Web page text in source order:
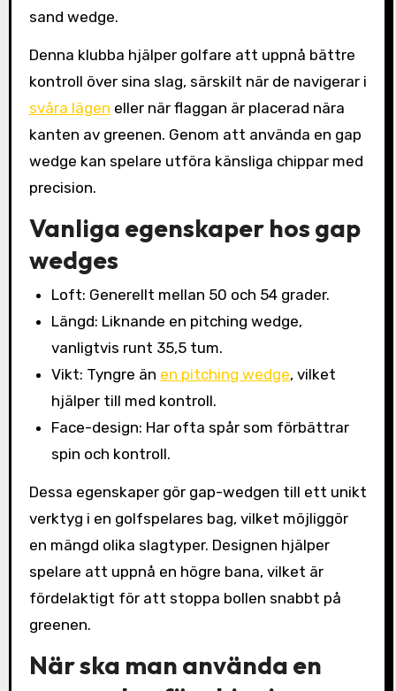
sand wedge.
Denna klubba hjälper golfare att uppnå bättre
kontroll över sina slag, särskilt när de navigerar i
svåra lägen eller när flaggan är placerad nära
kanten av greenen. Genom att använda en gap
wedge kan spelare utföra känsliga chippar med
precision.
Vanliga egenskaper hos gap
wedges
Loft: Generellt mellan 50 och 54 grader.
Längd: Liknande en pitching wedge,
vanligtvis runt 35,5 tum.
Vikt: Tyngre än en pitching wedge, vilket
hjälper till med kontroll.
Face-design: Har ofta spår som förbättrar
spin och kontroll.
Dessa egenskaper gör gap-wedgen till ett unikt
verktyg i en golfspelares bag, vilket möjliggör
en mängd olika slagtyper. Designen hjälper
spelare att uppnå en högre bana, vilket är
fördelaktigt för att stoppa bollen snabbt på
greenen.
När ska man använda en